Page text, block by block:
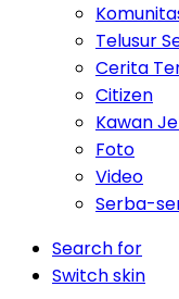
Telusur
Cerita
Citizen
Kawan
Foto
Video
Serba-
Search for
Switch skin